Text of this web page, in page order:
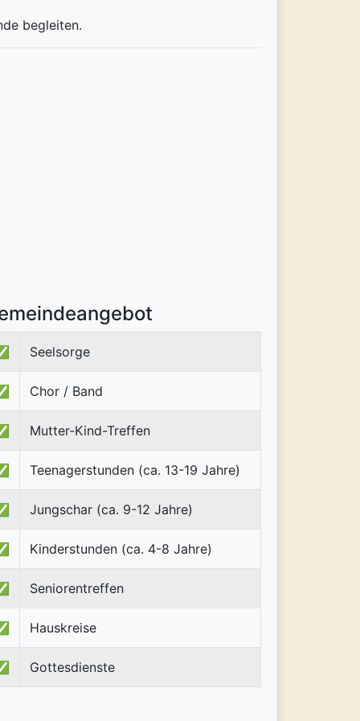
begleiten.
Seelsorge
Chor / Band
Mutter-Kind-Treffen
Teenagerstunden (ca. 13-19 Jahre)
Jungschar (ca. 9-12 Jahre)
Kinderstunden (ca. 4-8 Jahre)
Seniorentreffen
Hauskreise
Gottesdienste